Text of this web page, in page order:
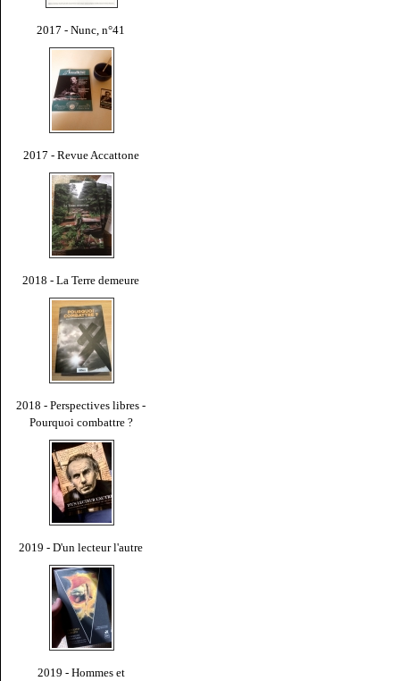
2017 - Nunc, n°41
2017 - Revue Accattone
2018 - La Terre demeure
2018 - Perspectives libres -
Pourquoi combattre ?
2019 - D'un lecteur l'autre
2019 - Hommes et